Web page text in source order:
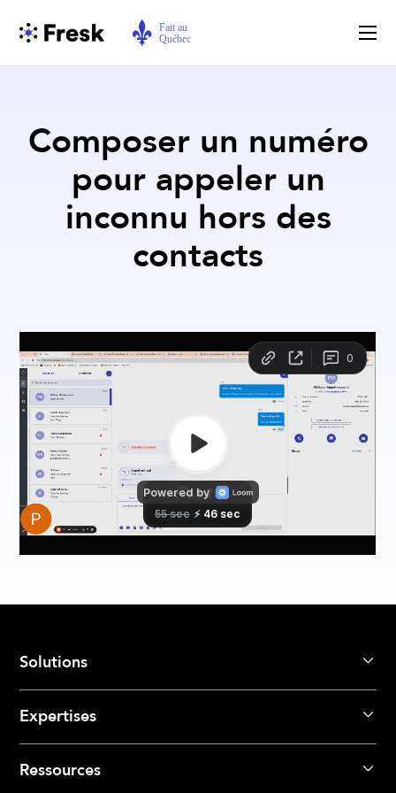
Composer un numéro
pour appeler un
inconnu hors des
contacts
Solutions
Expertises
Ressources